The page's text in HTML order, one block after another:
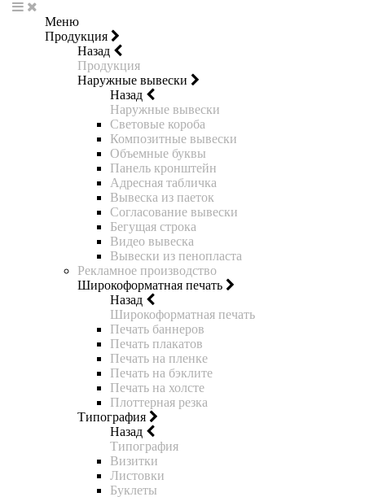
Меню
Продукция
Назад
Продукция
Наружные вывески
Назад
Наружные вывески
Световые короба
Композитные вывески
Объемные буквы
Панель кронштейн
Адресная табличка
Вывеска из паеток
Согласование вывески
Бегущая строка
Видео вывеска
Вывески из пенопласта
Рекламное производство
Широкоформатная печать
Назад
Широкоформатная печать
Печать баннеров
Печать плакатов
Печать на пленке
Печать на бэклите
Печать на холсте
Плоттерная резка
Типография
Назад
Типография
Визитки
Листовки
Буклеты